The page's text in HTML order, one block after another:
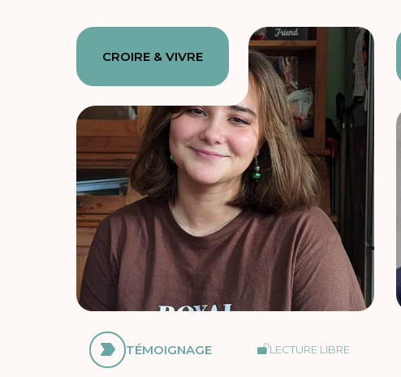
CROIRE & VIVRE
TÉMOIGNAGE LECTURE LIBRE